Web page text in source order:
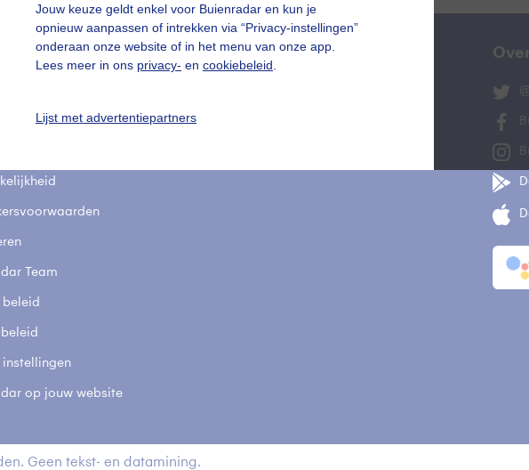
Jouw keuze geldt enkel voor Buienradar en kun je
opnieuw aanpassen of intrekken via “Privacy-instellingen”
onderaan onze website of in het menu van onze app.
Lees meer in ons privacy- en cookiebeleid
Lijst met advertentiepartners
vragen
Team
beleid
instellingen
op jouw website
Mijn weer
Geen tekst- en datamining.